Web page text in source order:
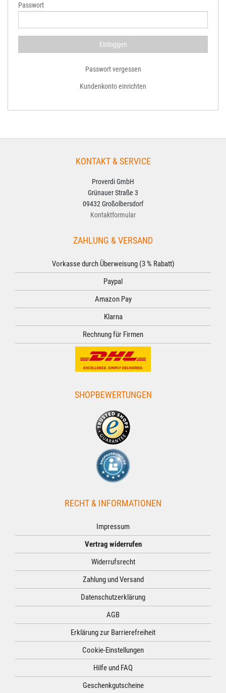
Passwort
Passwort vergessen
Kundenkonto einrichten
KONTAKT & SERVICE
Proverdi GmbH
Grünauer Straße 3
09432 Großolbersdorf
Kontaktformular
ZAHLUNG & VERSAND
Vorkasse durch Überweisung (3 % Rabatt)
Paypal
Amazon Pay
Klarna
Rechnung für Firmen
SHOPBEWERTUNGEN
RECHT & INFORMATIONEN
Impressum
Vertrag widerrufen
Widerrufsrecht
Zahlung und Versand
Datenschutzerklärung
AGB
Erklärung zur Barrierefreiheit
Cookie-Einstellungen
Hilfe und FAQ
Geschenkgutscheine